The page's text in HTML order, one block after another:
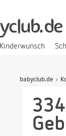
Kinderwunsch
babyclub.de